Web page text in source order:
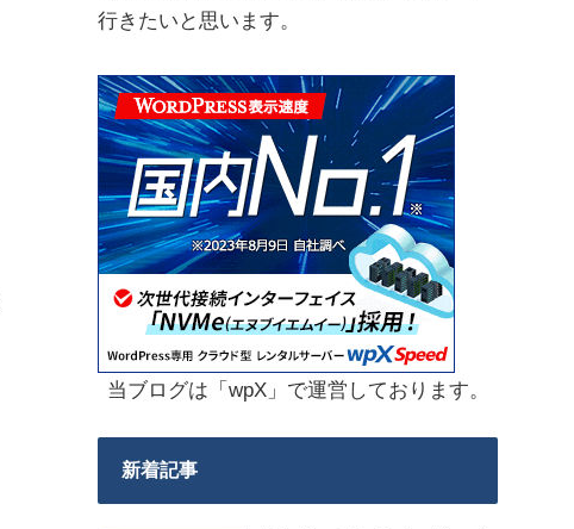
行きたいと思います。
当ブログは「wpX」で運営しております。
新着記事